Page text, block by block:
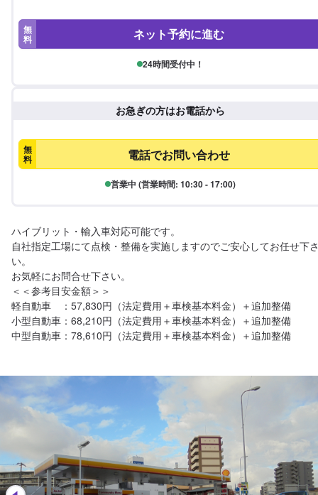
無
料 ネット予約に進む
24時間受付中！
お急ぎの方はお電話から
無
料 電話でお問い合わせ
営業中 (営業時間: 10:30 - 17:00)
ハイブリット・輸入車対応可能です。
自社指定工場にて点検・整備を実施しますのでご安心してお任せ下
い。
お気軽にお問合せ下さい。
＜＜参考目安金額＞＞
軽自動車　：57,830円（法定費用＋車検基本料金）＋追加整備
小型自動車：68,210円（法定費用＋車検基本料金）＋追加整備